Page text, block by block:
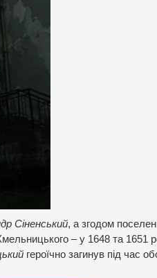
Сіненський, а згодом
– у 1648 та 1651
героїчно загинув під час